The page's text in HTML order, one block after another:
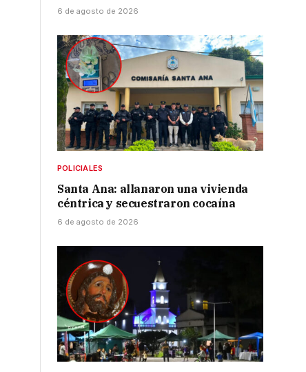
6 de agosto de 2026
POLICIALES
Santa Ana: allanaron una vivienda
céntrica y secuestraron cocaína
6 de agosto de 2026